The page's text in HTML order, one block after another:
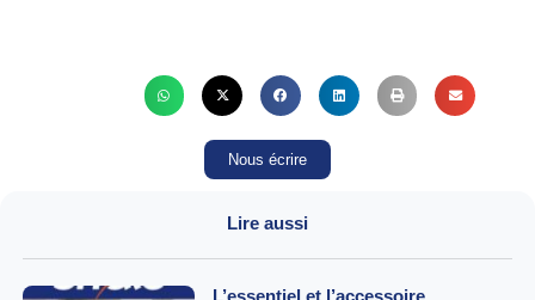
Nous écrire
Lire aussi
L’essentiel et l’accessoire